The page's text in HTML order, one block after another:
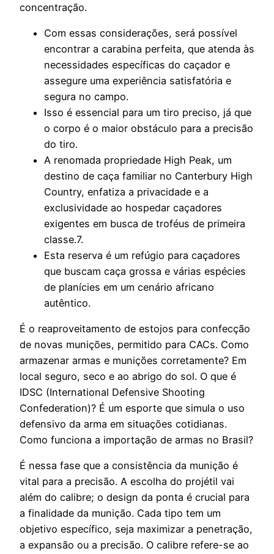
concentração.
Com essas considerações, será possível
encontrar a carabina perfeita, que atenda às
necessidades específicas do caçador e
assegure uma experiência satisfatória e
segura no campo.
Isso é essencial para um tiro preciso, já que
o corpo é o maior obstáculo para a precisão
do tiro.
A renomada propriedade High Peak, um
destino de caça familiar no Canterbury High
Country, enfatiza a privacidade e a
exclusividade ao hospedar caçadores
exigentes em busca de troféus de primeira
classe.7.
Esta reserva é um refúgio para caçadores
que buscam caça grossa e várias espécies
de planícies em um cenário africano
autêntico.
É o reaproveitamento de estojos para confecção
de novas munições, permitido para CACs. Como
armazenar armas e munições corretamente? Em
local seguro, seco e ao abrigo do sol. O que é
IDSC (International Defensive Shooting
Confederation)? É um esporte que simula o uso
defensivo da arma em situações cotidianas.
Como funciona a importação de armas no Brasil?
É nessa fase que a consistência da munição é
vital para a precisão. A escolha do projétil vai
além do calibre; o design da ponta é crucial para
a finalidade da munição. Cada tipo tem um
objetivo específico, seja maximizar a penetração,
a expansão ou a precisão. O calibre refere-se ao